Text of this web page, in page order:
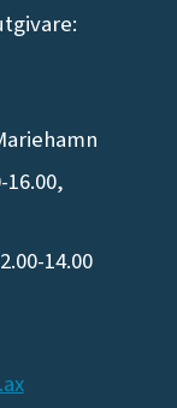
16.00,
14.00